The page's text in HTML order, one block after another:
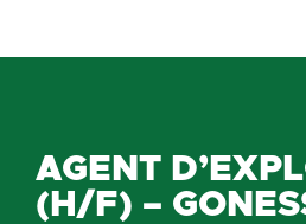
AGENT
(H/F) –